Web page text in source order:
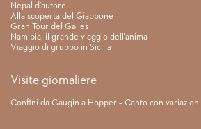
Nepal d’autore
Alla scoperta del Giappone
Gran Tour del Galles
Namibia, il grande viaggio dell’anima
Viaggio di gruppo in Sicilia
Visite giornaliere
Confini da Gaugin a Hopper – Canto con variazioni